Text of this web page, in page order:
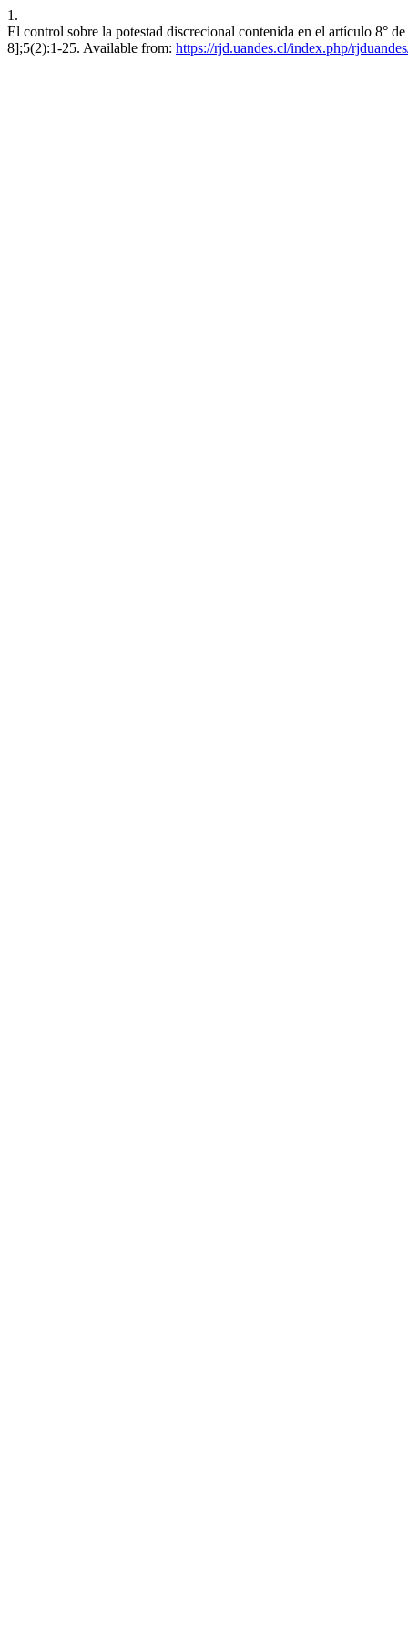
1.
El control sobre la potestad discrecional contenida en el artículo
8];5(2):1-25. Available from: https://rjd.uandes.cl/index.php/